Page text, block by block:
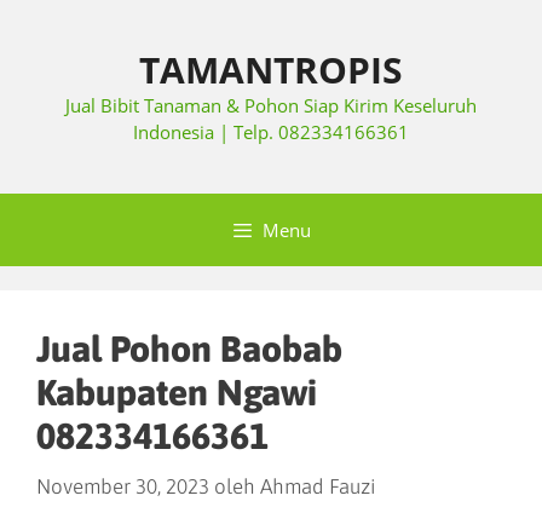
TAMANTROPIS
Jual Bibit Tanaman & Pohon Siap Kirim Keseluruh
Indonesia | Telp. 082334166361
Menu
Jual Pohon Baobab
Kabupaten Ngawi
082334166361
November 30, 2023 oleh Ahmad Fauzi